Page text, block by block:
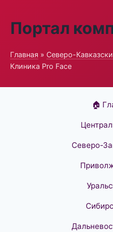
Портал
Главная » Северо-
Клиника Pro Face
🏠
Северо-